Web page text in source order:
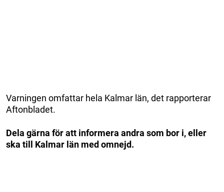
Varningen omfattar hela Kalmar län, det rapporterar
Aftonbladet.
Dela gärna för att informera andra som bor i, eller
ska till Kalmar län med omnejd.